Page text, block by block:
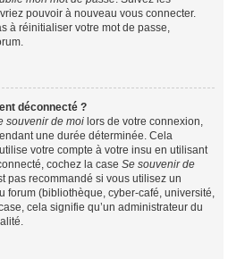
pouvoir à nouveau vous connecter.
à réinitialiser votre mot de passe,
déconnecté ?
souvenir de moi lors de votre connexion,
une durée déterminée. Cela
votre compte à votre insu en utilisant
cochez la case Se souvenir de
pas recommandé si vous utilisez un
forum (bibliothèque, cyber-café, université,
cela signifie qu’un administrateur du